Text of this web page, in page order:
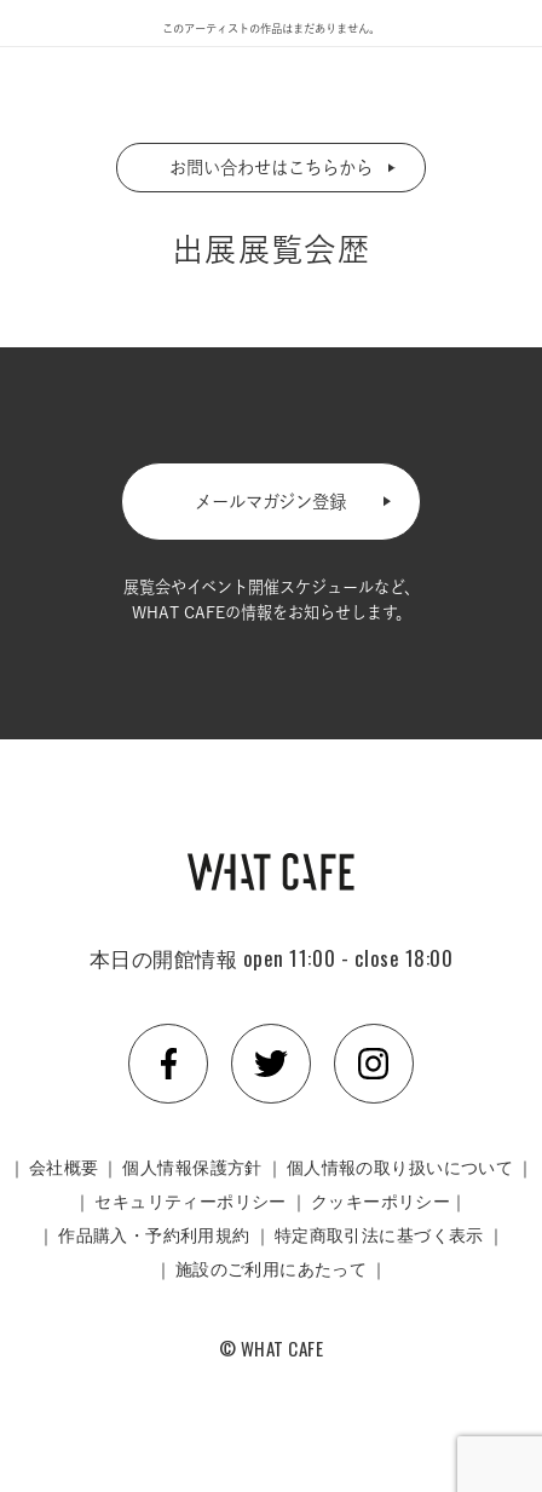
このアーティストの作品はまだありません。
お問い合わせはこちらから
出展展覧会歴
メールマガジン登録
展覧会やイベント開催スケジュールなど、
WHAT CAFEの情報をお知らせします。
本日の開館情報 open 11:00 - close 18:00
｜ 会社概要 ｜個人情報保護方針 ｜ 個人情報の取り扱いについて ｜
｜ セキュリティーポリシー ｜ クッキーポリシー｜
｜作品購入・予約利用規約 ｜ 特定商取引法に基づく表示 ｜
｜ 施設のご利用にあたって ｜
© WHAT CAFE